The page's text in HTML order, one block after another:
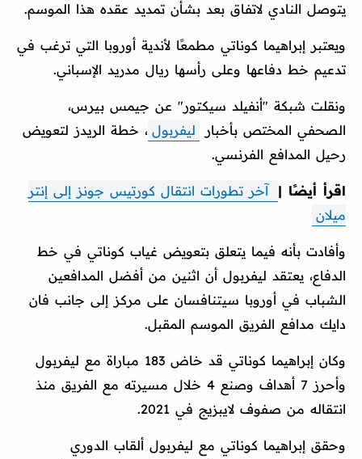
يتوصل النادي لاتفاق بعد بشأن تمديد عقده هذا الموسم.
ويعتبر إبراهيما كوناتي مطمعًا لأندية أوروبا التي ترغب في
تدعيم خط دفاعها وعلى رأسها ريال مدريد الإسباني.
ونقلت شبكة "أنفيلد سيكتور" عن جيمس بيرس،
الصحفي المختص بأخبار
ليفربول ، خطة الريدز لتعويض
رحيل المدافع الفرنسي.
اقرأ أيضًا |
آخر تطورات انتقال كورتيس جونز إلى إنتر
ميلان
وأفادت بأنه فيما يتعلق بتعويض غياب كوناتي في خط
الدفاع، يعتقد ليفربول أن اثنين من أفضل المدافعين
الشباب في أوروبا سيتنافسان على مركز إلى جانب فان
دايك مدافع الفريق الموسم المقبل.
وكان إبراهيما كوناتي قد خاض 183 مباراة مع ليفربول
وأحرز 7 أهداف وصنع 4 خلال مسيرته مع الفريق منذ
انتقاله من صفوف لايبزيج في 2021.
وحقق إبراهيما كوناتي مع ليفربول ألقاب الدوري